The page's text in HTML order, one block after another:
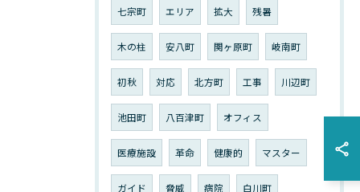
七宗町 エリア 拡大 残暑
木の柱 安八町 関ヶ原町 岐南町
初秋 対応 北方町 工事 川辺町
池田町 八百津町 オフィス
医療施設 革命 健康的 マスター
ガイド 脅威 病院 白川町